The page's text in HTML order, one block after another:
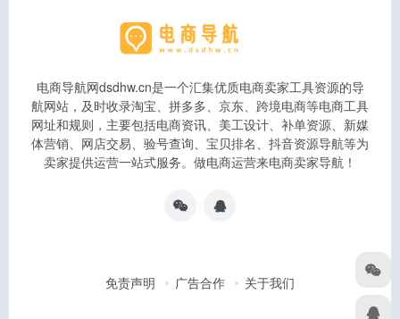
电商导航网dsdhw.cn是一个汇集优质电商卖家工具资源的导
航网站，及时收录淘宝、拼多多、京东、跨境电商等电商工具
网址和规则，主要包括电商资讯、美工设计、补单资源、新媒
体营销、网店交易、验号查询、宝贝排名、抖音资源导航等为
卖家提供运营一站式服务。做电商运营来电商卖家导航！
免责声明 广告合作 关于我们